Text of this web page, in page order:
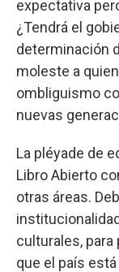
expectativa
¿Tendrá el
determinación
moleste a
ombliguismo
nuevas
La pléyade de
Libro Abierto
otras áreas.
culturales,
que el país